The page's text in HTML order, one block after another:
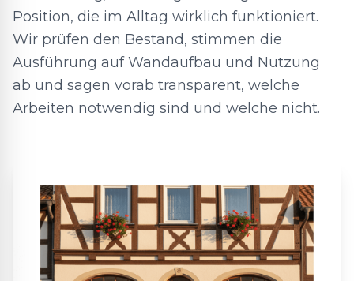
Position, die im Alltag wirklich funktioniert.
Wir prüfen den Bestand, stimmen die
Ausführung auf Wandaufbau und Nutzung
ab und sagen vorab transparent, welche
Arbeiten notwendig sind und welche nicht.